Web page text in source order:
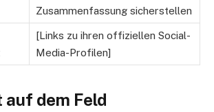
Zusammenfassung sicherstellen
[Links zu ihren offiziellen Social-
Media-Profilen]
auf dem Feld